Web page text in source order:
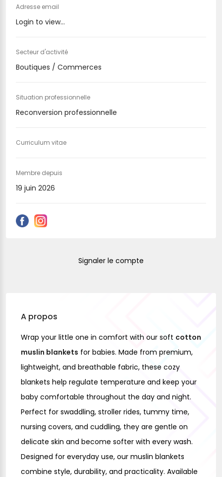
Adresse email
Login to view...
Secteur d'activité
Boutiques / Commerces
Situation professionnelle
Reconversion professionnelle
Curriculum vitae
Membre depuis
19 juin 2026
Signaler le compte
A propos
Wrap your little one in comfort with our soft cotton
muslin blankets for babies. Made from premium,
lightweight, and breathable fabric, these cozy
blankets help regulate temperature and keep your
baby comfortable throughout the day and night.
Perfect for swaddling, stroller rides, tummy time,
nursing covers, and cuddling, they are gentle on
delicate skin and become softer with every wash.
Designed for everyday use, our muslin blankets
combine style, durability, and practicality. Available